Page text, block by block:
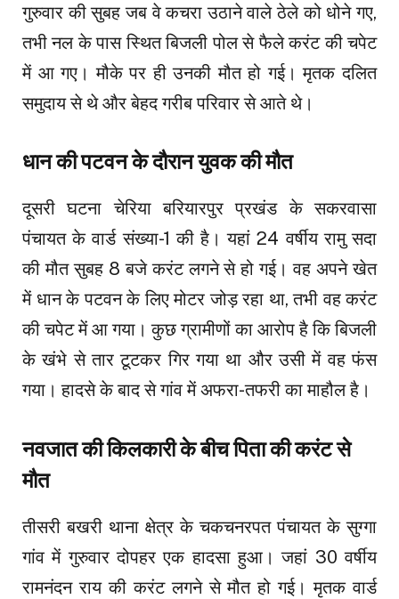
गुरुवार की सुबह जब वे कचरा उठाने वाले ठेले को धोने गए,
तभी नल के पास स्थित बिजली पोल से फैले करंट की चपेट
में आ गए। मौके पर ही उनकी मौत हो गई। मृतक दलित
समुदाय से थे और बेहद गरीब परिवार से आते थे।
धान की पटवन के दौरान युवक की मौत
दूसरी घटना चेरिया बरियारपुर प्रखंड के सकरवासा
पंचायत के वार्ड संख्या-1 की है। यहां 24 वर्षीय रामु सदा
की मौत सुबह 8 बजे करंट लगने से हो गई। वह अपने खेत
में धान के पटवन के लिए मोटर जोड़ रहा था, तभी वह करंट
की चपेट में आ गया। कुछ ग्रामीणों का आरोप है कि बिजली
के खंभे से तार टूटकर गिर गया था और उसी में वह फंस
गया। हादसे के बाद से गांव में अफरा-तफरी का माहौल है।
नवजात की किलकारी के बीच पिता की करंट से
मौत
तीसरी बखरी थाना क्षेत्र के चकचनरपत पंचायत के सुग्गा
गांव में गुरुवार दोपहर एक हादसा हुआ। जहां 30 वर्षीय
रामनंदन राय की करंट लगने से मौत हो गई। मृतक वार्ड